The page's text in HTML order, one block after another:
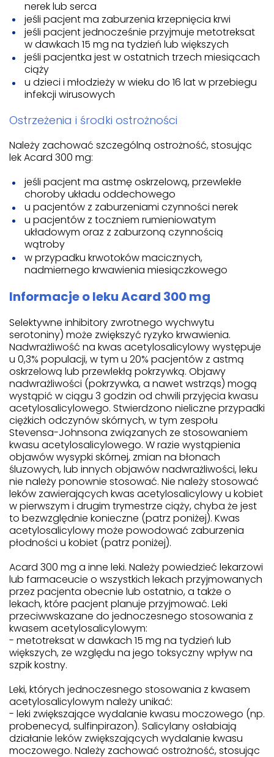
nerek lub serca
jeśli pacjent ma zaburzenia krzepnięcia krwi
jeśli pacjent jednocześnie przyjmuje metotreksat
w dawkach 15 mg na tydzień lub większych
jeśli pacjentka jest w ostatnich trzech miesiącach
ciąży
u dzieci i młodzieży w wieku do 16 lat w przebiegu
infekcji wirusowych
Ostrzeżenia i środki ostrożności
Należy zachować szczególną ostrożność, stosując
lek Acard 300 mg:
jeśli pacjent ma astmę oskrzelową, przewlekłe
choroby układu oddechowego
u pacjentów z zaburzeniami czynności nerek
u pacjentów z toczniem rumieniowatym
układowym oraz z zaburzoną czynnością
wątroby
w przypadku krwotoków macicznych,
nadmiernego krwawienia miesiączkowego
Informacje o leku Acard 300 mg
Selektywne inhibitory zwrotnego wychwytu
serotoniny) może zwiększyć ryzyko krwawienia.
Nadwrażliwość na kwas acetylosalicylowy występuje
u 0,3% populacji, w tym u 20% pacjentów z astmą
oskrzelową lub przewlekłą pokrzywką. Objawy
nadwrażliwości (pokrzywka, a nawet wstrząs) mogą
wystąpić w ciągu 3 godzin od chwili przyjęcia kwasu
acetylosalicylowego. Stwierdzono nieliczne przypadki
ciężkich odczynów skórnych, w tym zespołu
Stevensa-Johnsona związanych ze stosowaniem
kwasu acetylosalicylowego. W razie wystąpienia
objawów wysypki skórnej, zmian na błonach
śluzowych, lub innych objawów nadwrażliwości, leku
nie należy ponownie stosować. Nie należy stosować
leków zawierających kwas acetylosalicylowy u kobiet
w pierwszym i drugim trymestrze ciąży, chyba że jest
to bezwzględnie konieczne (patrz poniżej). Kwas
acetylosalicylowy może powodować zaburzenia
płodności u kobiet (patrz poniżej).
Acard 300 mg a inne leki. Należy powiedzieć lekarzowi
lub farmaceucie o wszystkich lekach przyjmowanych
przez pacjenta obecnie lub ostatnio, a także o
lekach, które pacjent planuje przyjmować. Leki
przeciwwskazane do jednoczesnego stosowania z
kwasem acetylosalicylowym:
- metotreksat w dawkach 15 mg na tydzień lub
większych, ze względu na jego toksyczny wpływ na
szpik kostny.
Leki, których jednoczesnego stosowania z kwasem
acetylosalicylowym należy unikać:
- leki zwiększające wydalanie kwasu moczowego (np.
probenecyd, sulfinpirazon). Salicylany osłabiają
działanie leków zwiększających wydalanie kwasu
moczowego. Należy zachować ostrożność, stosując